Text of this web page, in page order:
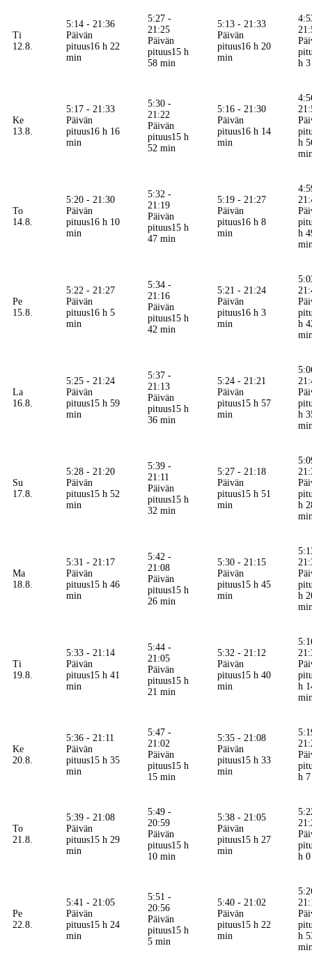
Ti
12.8.
5:14 - 21:36
Päivän
pituus16 h 22
min
5:27 -
21:25
Päivän
pituus15 h
58 min
5:13 - 21:33
Päivän
pituus16 h 20
min
h
Ke
13.8.
5:17 - 21:33
Päivän
pituus16 h 16
min
5:30 -
21:22
Päivän
pituus15 h
52 min
5:16 - 21:30
Päivän
pituus16 h 14
min
h
To
14.8.
5:20 - 21:30
Päivän
pituus16 h 10
min
5:32 -
21:19
Päivän
pituus15 h
47 min
5:19 - 21:27
Päivän
pituus16 h 8
min
h
Pe
15.8.
5:22 - 21:27
Päivän
pituus16 h 5
min
5:34 -
21:16
Päivän
pituus15 h
42 min
5:21 - 21:24
Päivän
pituus16 h 3
min
h
La
16.8.
5:25 - 21:24
Päivän
pituus15 h 59
min
5:37 -
21:13
Päivän
pituus15 h
36 min
5:24 - 21:21
Päivän
pituus15 h 57
min
h
Su
17.8.
5:28 - 21:20
Päivän
pituus15 h 52
min
5:39 -
21:11
Päivän
pituus15 h
32 min
5:27 - 21:18
Päivän
pituus15 h 51
min
h
Ma
18.8.
5:31 - 21:17
Päivän
pituus15 h 46
min
5:42 -
21:08
Päivän
pituus15 h
26 min
5:30 - 21:15
Päivän
pituus15 h 45
min
h
Ti
19.8.
5:33 - 21:14
Päivän
pituus15 h 41
min
5:44 -
21:05
Päivän
pituus15 h
21 min
5:32 - 21:12
Päivän
pituus15 h 40
min
h
Ke
20.8.
5:36 - 21:11
Päivän
pituus15 h 35
min
5:47 -
21:02
Päivän
pituus15 h
15 min
5:35 - 21:08
Päivän
pituus15 h 33
min
h
To
21.8.
5:39 - 21:08
Päivän
pituus15 h 29
min
5:49 -
20:59
Päivän
pituus15 h
10 min
5:38 - 21:05
Päivän
pituus15 h 27
min
h
Pe
22.8.
5:41 - 21:05
Päivän
pituus15 h 24
min
5:51 -
20:56
Päivän
pituus15 h
5 min
5:40 - 21:02
Päivän
pituus15 h 22
min
h